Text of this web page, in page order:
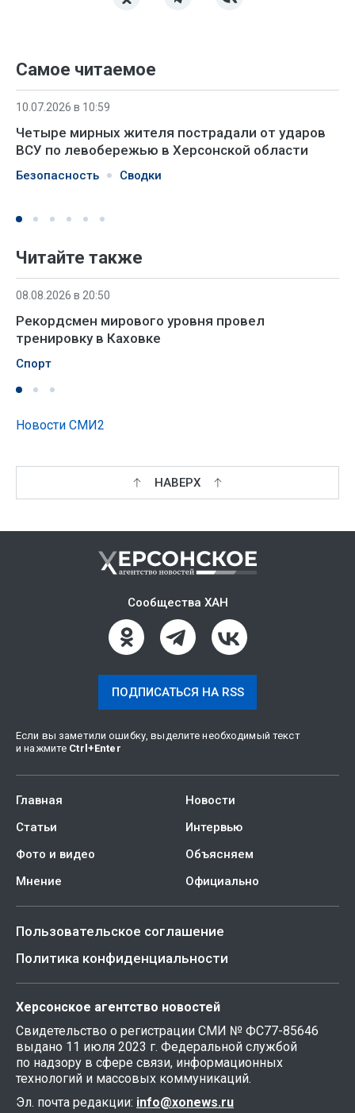
Самое читаемое
10.07.2026 в 10:59
Четыре мирных жителя пострадали от ударов
ВСУ по левобережью в Херсонской области
Безопасность Сводки
Читайте также
08.08.2026 в 20:50
Рекордсмен мирового уровня провел
тренировку в Каховке
Спорт
Новости СМИ2
НАВЕРХ
Сообщества ХАН
ПОДПИСАТЬСЯ НА RSS
Если вы заметили ошибку, выделите необходимый текст
и нажмите Ctrl +Enter
Главная
Новости
Статьи
Интервью
Фото и видео
Объясняем
Мнение
Официально
Пользовательское соглашение
Политика конфиденциальности
Херсонское агентство новостей
Свидетельство о регистрации СМИ № ФС77-85646
выдано 11 июля 2023 г. Федеральной службой
по надзору в сфере связи, информационных
технологий и массовых коммуникаций.
Эл. почта редакции: info@xonews.ru